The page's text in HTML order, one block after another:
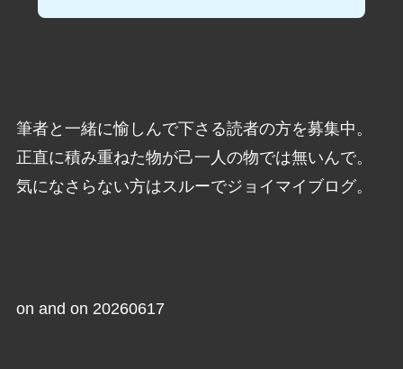
筆者と一緒に愉しんで下さる読者の方を募集中。
正直に積み重ねた物が己一人の物では無いんで。
気になさらない方はスルーでジョイマイブログ。
on and on 20260617